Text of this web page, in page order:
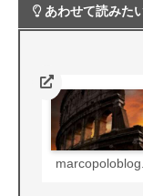
あわせて読みた